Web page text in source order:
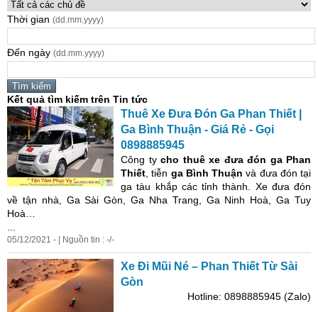
Thời gian (dd.mm.yyyy)
Đến ngày (dd.mm.yyyy)
Kết quả tìm kiếm trên Tin tức
Thuê Xe Đưa Đón Ga Phan Thiết |
Ga Bình Thuận - Giá Rẻ - Gọi
0898885945
Công ty cho thuê xe đưa đón ga Phan
Thiết , tiễn ga Bình Thuận và đưa đón tại
ga tàu khắp các tỉnh thành. Xe đưa đón
về tận nhà, Ga Sài Gòn, Ga Nha Trang, Ga Ninh Hoà, Ga Tuy
Hoà…
05/12/2021 - | Nguồn tin : -/-
Xe Đi Mũi Né – Phan Thiết Từ Sài
Gòn
Hotline: 0898885945 (Zalo)